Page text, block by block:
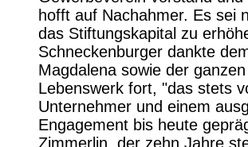
hofft auf Nachahmer. Es sei
das Stiftungskapital zu
Schneckenburger dankte
Magdalena sowie der
Lebenswerk fort, "das stets
Unternehmer und einem
Engagement bis heute
Zimmerlin, der zehn Jahre